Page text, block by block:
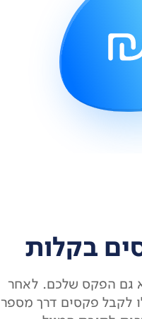
בקלות
גם הפקס שלכם. לאחר
לקבל פקסים דרך מספר